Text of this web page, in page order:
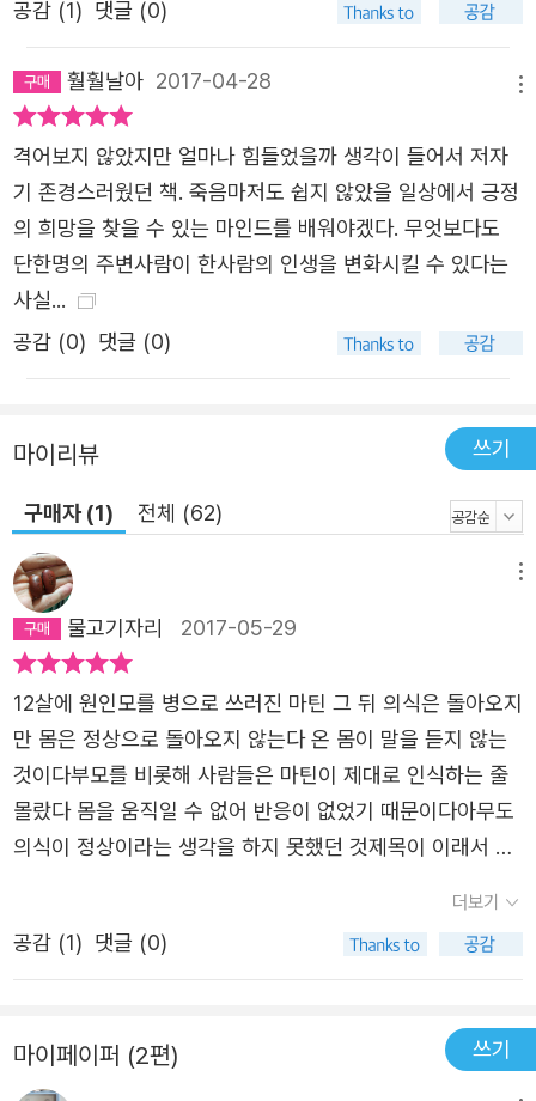
인간을 향한 우리의 태도가 사랑으로 변화되기를 재촉하는 책”이
자 “누군가에게 지극한 인내와 폭넓은 사랑으로 다가가고 싶은
를 소외시키며 쉽게 모멸감을 안기는 지금 시대의 우리들에게 타
인에 대한 진심 어린 이해와 존중을 구한다.
공감 (1) 댓글 (0)
훨훨날아 2017-04-28
격어보지 않았지만 얼마나 힘들었을까 생각이 들어서 저자
기 존경스러웠던 책. 죽음마저도 쉽지 않았을 일상에서 긍정
의 희망을 찾을 수 있는 마인드를 배워야겠다. 무엇보다도
단한명의 주변사람이 한사람의 인생을 변화시킬 수 있다는
사실...
공감 (0) 댓글 (0)
마이리뷰 쓰기
구매자 (1) 전체 (62)
물고기자리 2017-05-29
12살에 원인모를 병으로 쓰러진 마틴 그 뒤 의식은 돌아오지
만 몸은 정상으로 돌아오지 않는다 온 몸이 말을 듣지 않는
것이다부모를 비롯해 사람들은 마틴이 제대로 인식하는 줄
몰랐다 몸을 움직일 수 없어 반응이 없었기 때문이다아무도
의식이 정상이라는 생각을 하지 못했던 것제목이 이래서 마
치료법을 찾고 돌보는 과정에서 지치고 자살까지 시도한다
그런 과정에서 나온 말이었다그뒤로 엄마는 두 아들딸을 맡
움과 자신의 의지로 맘대로 안되는 몸이란 껍질을 조금씩 극
복해 나가고 남들 앞에서 노트북의 전자목소리로 강연까지
더보기
공감 (1) 댓글 (0)
마이페이퍼 (2편) 쓰기